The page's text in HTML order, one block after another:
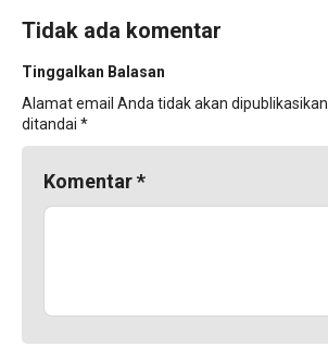
Tidak ada komentar
Tinggalkan Balasan
Alamat email Anda tidak akan dipublikasikan.
ditandai *
Komentar*